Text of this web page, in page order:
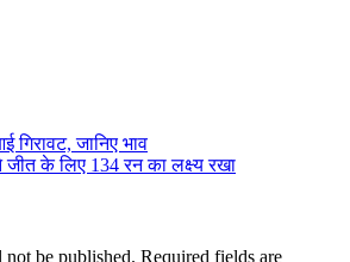
जानिए भाव
के लिए 134 रन का लक्ष्य रखा
be published. Required fields are